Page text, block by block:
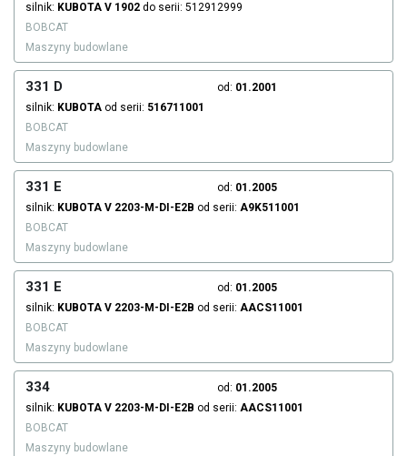
silnik: KUBOTA V 1902 do serii: 512912999
BOBCAT
Maszyny budowlane
331 D od: 01.2001
silnik: KUBOTA od serii: 516711001
BOBCAT
Maszyny budowlane
331 E od: 01.2005
silnik: KUBOTA V 2203-M-DI-E2B od serii: A9K511001
BOBCAT
Maszyny budowlane
331 E od: 01.2005
silnik: KUBOTA V 2203-M-DI-E2B od serii: AACS11001
BOBCAT
Maszyny budowlane
334 od: 01.2005
silnik: KUBOTA V 2203-M-DI-E2B od serii: AACS11001
BOBCAT
Maszyny budowlane